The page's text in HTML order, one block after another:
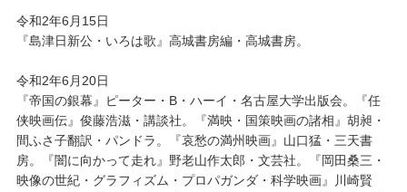
令和2年6月15日
『島津日新公・いろは歌』高城書房編・高城書房。
令和2年6月20日
『帝国の銀幕』ピーター・B・ハーイ・名古屋大学出版会。『任
侠映画伝』俊藤浩滋・講談社。『満映・国策映画の諸相』胡昶・
間ふさ子翻訳・パンドラ。『哀愁の満州映画』山口猛・三天書
房。『闇に向かって走れ』野老山作太郎・文芸社。『岡田桑三・
映像の世紀・グラフィズム・プロパガンダ・科学映画』川崎賢